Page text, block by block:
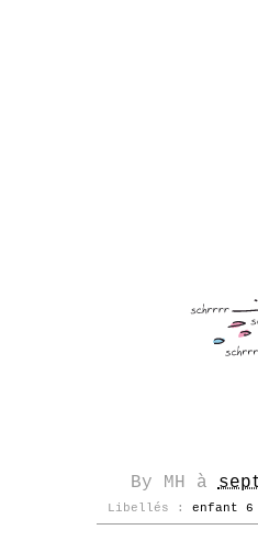
By MH à
Libellés : enfant 6